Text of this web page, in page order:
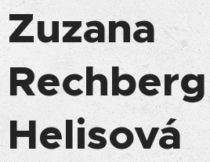
Zuzana
Rechberg
Helisová